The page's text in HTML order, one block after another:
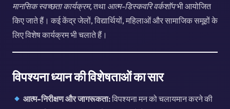
मानसिक स्वच्छता कार्यक्रम, तथा आत्म-डिस्कवरि वर्कशॉपभी आयोजित
किए जाते हैं। कई केंद्र जेलों, विद्यार्थियों, महिलाओं और सामाजिक समूहों के
लिए विशेष कार्यक्रम भी चलाते हैं।
विपश्यना ध्यान की विशेषताओं का सार
आत्म-निरीक्षण और जागरूकता:विपश्यना मन को चलायमान करने की